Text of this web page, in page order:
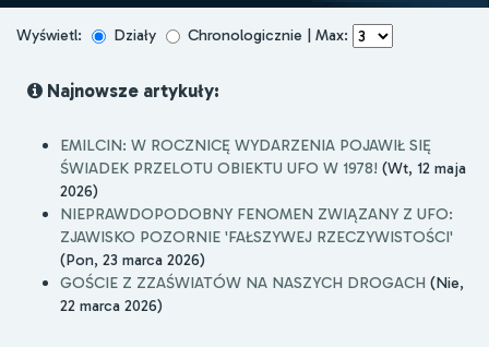
Wyświetl: Działy Chronologicznie | Max:
Najnowsze artykuły:
EMILCIN: W ROCZNICĘ WYDARZENIA POJAWIŁ SIĘ
ŚWIADEK PRZELOTU OBIEKTU UFO W 1978! (Wt, 12 maja
2026)
NIEPRAWDOPODOBNY FENOMEN ZWIĄZANY Z UFO:
ZJAWISKO POZORNIE 'FAŁSZYWEJ RZECZYWISTOŚCI'
(Pon, 23 marca 2026)
GOŚCIE Z ZZAŚWIATÓW NA NASZYCH DROGACH (Nie,
22 marca 2026)